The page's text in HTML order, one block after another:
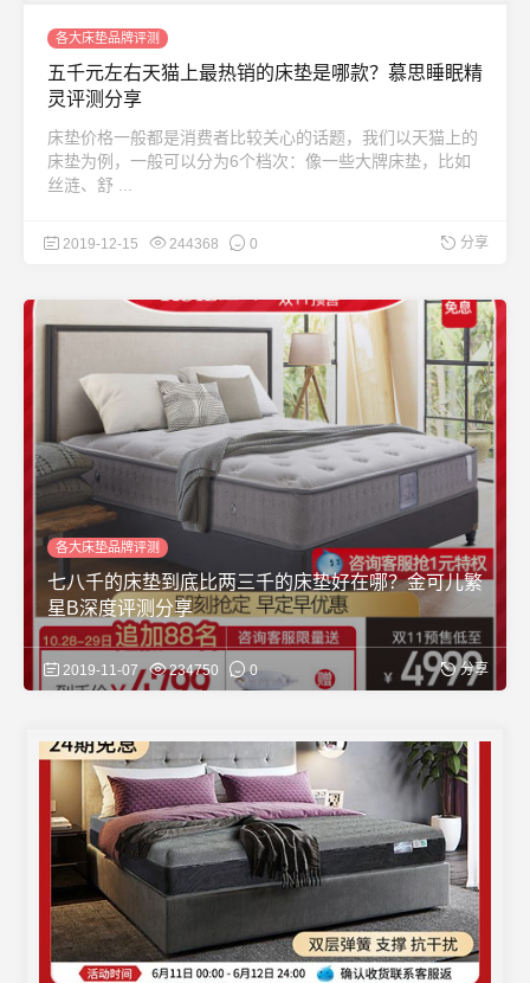
各大床垫品牌评测
五千元左右天猫上最热销的床垫是哪款？慕思睡眠精
灵评测分享
床垫价格一般都是消费者比较关心的话题，我们以天猫上的
床垫为例，一般可以分为6个档次：像一些大牌床垫，比如
丝涟、舒 ...
2019-12-15 244368 0 分享
各大床垫品牌评测
七八千的床垫到底比两三千的床垫好在哪？金可儿繁
星B深度评测分享
2019-11-07 234750 0 分享